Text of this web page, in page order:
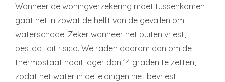
Wanneer de woningverzekering moet tussenkomen,
gaat het in zowat de helft van de gevallen om
waterschade. Zeker wanneer het buiten vriest,
bestaat dit risico. We raden daarom aan om de
thermostaat nooit lager dan 14 graden te zetten,
zodat het water in de leidingen niet bevriest.